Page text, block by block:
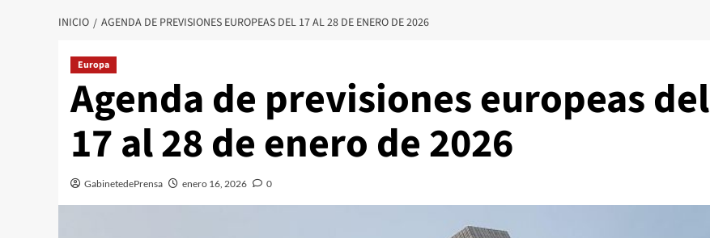
INICIO AGENDA DE PREVISIONES EUROPEAS DEL 17 AL 28 DE ENERO DE 2026
Europa
Agenda de previsiones europeas del
17 al 28 de enero de 2026
GabinetedePrensa enero 16, 2026 0